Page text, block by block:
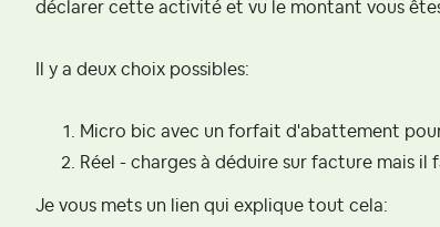
déclarer cette activité et vu le montant vous
Il y a deux choix possibles:
Micro bic avec un forfait d'abattement
Réel - charges à déduire sur facture mais
Je vous mets un lien qui explique tout cela: